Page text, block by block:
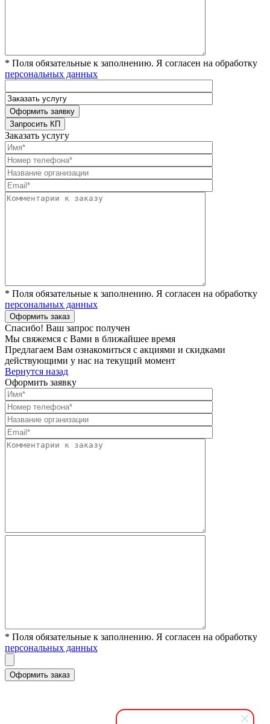
* Поля обязательные к заполнению. Я согласен на обработку
персональных данных
Заказать услугу
* Поля обязательные к заполнению. Я согласен на обработку
персональных данных
Спасибо! Ваш запрос получен
Мы свяжемся с Вами в ближайшее время
Предлагаем Вам ознакомиться с акциями и скидками
действующими у нас на текущий момент
Вернутся назад
Оформить заявку
* Поля обязательные к заполнению. Я согласен на обработку
персональных данных